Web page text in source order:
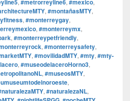
, #metrorreyline6, #mexico,
, #montañasMTY,
, #monterreygay,
, #monterreymx,
, #monterreypetfriendly,
, #monterreysafety,
, #movilidadMTY, #mty, #mty-
, #museodelaceroHorno3,
, #museosMTY,
,
, #naturalezaNL,